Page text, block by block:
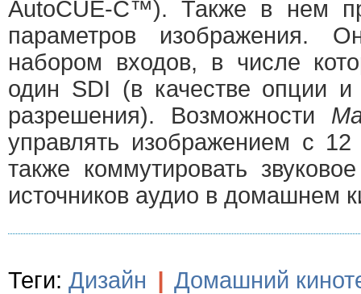
AutoCUE-C™). Также в нем
параметров изображения.
набором входов, в числе
один SDI (в качестве опции и
разрешения). Возможности
управлять изображением с 12
также коммутировать
источников аудио в домашнем
Теги: Дизайн | Домашний